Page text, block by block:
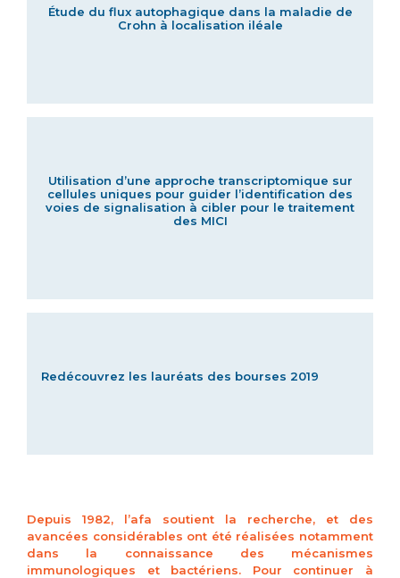
Étude du flux autophagique dans la maladie de
Crohn à localisation iléale
Utilisation d’une approche transcriptomique sur
cellules uniques pour guider l’identification des
voies de signalisation à cibler pour le traitement
des MICI
Redécouvrez les lauréats des bourses 2019
Depuis 1982, l’afa soutient la recherche, et des
avancées considérables ont été réalisées notamment
dans la connaissance des mécanismes
immunologiques et bactériens. Pour continuer à